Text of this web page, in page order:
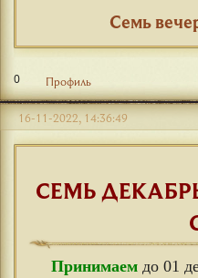
Семь
0 Профиль
16-11-2022, 14:36:49
СЕМЬ
Принимаем до 01